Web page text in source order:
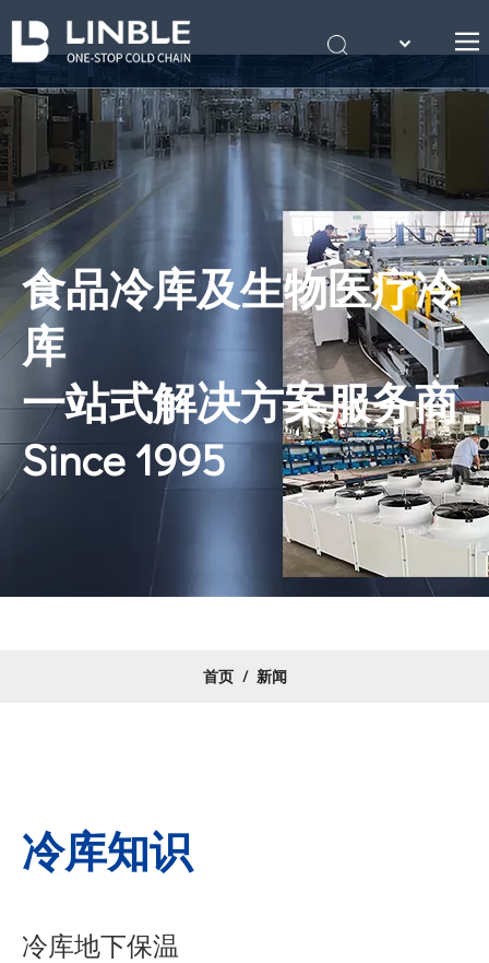
首页
关于我们
产品
案例
冷库知识
联系我们
English
Português
食品冷库及生物医疗冷
库
一站式解决方案服务商
Since 1995
首页 / 新闻
冷库知识
冷库地下保温